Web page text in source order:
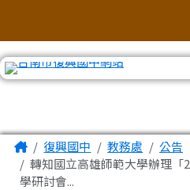
主內容區域
Home復興國中 教務處
公告
轉知國立高雄師範大學辦理「
學研討會...
頁尾區域